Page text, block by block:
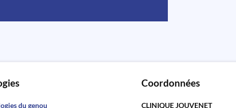
du genou
Coordonnées
CLINIQUE JOUVENET